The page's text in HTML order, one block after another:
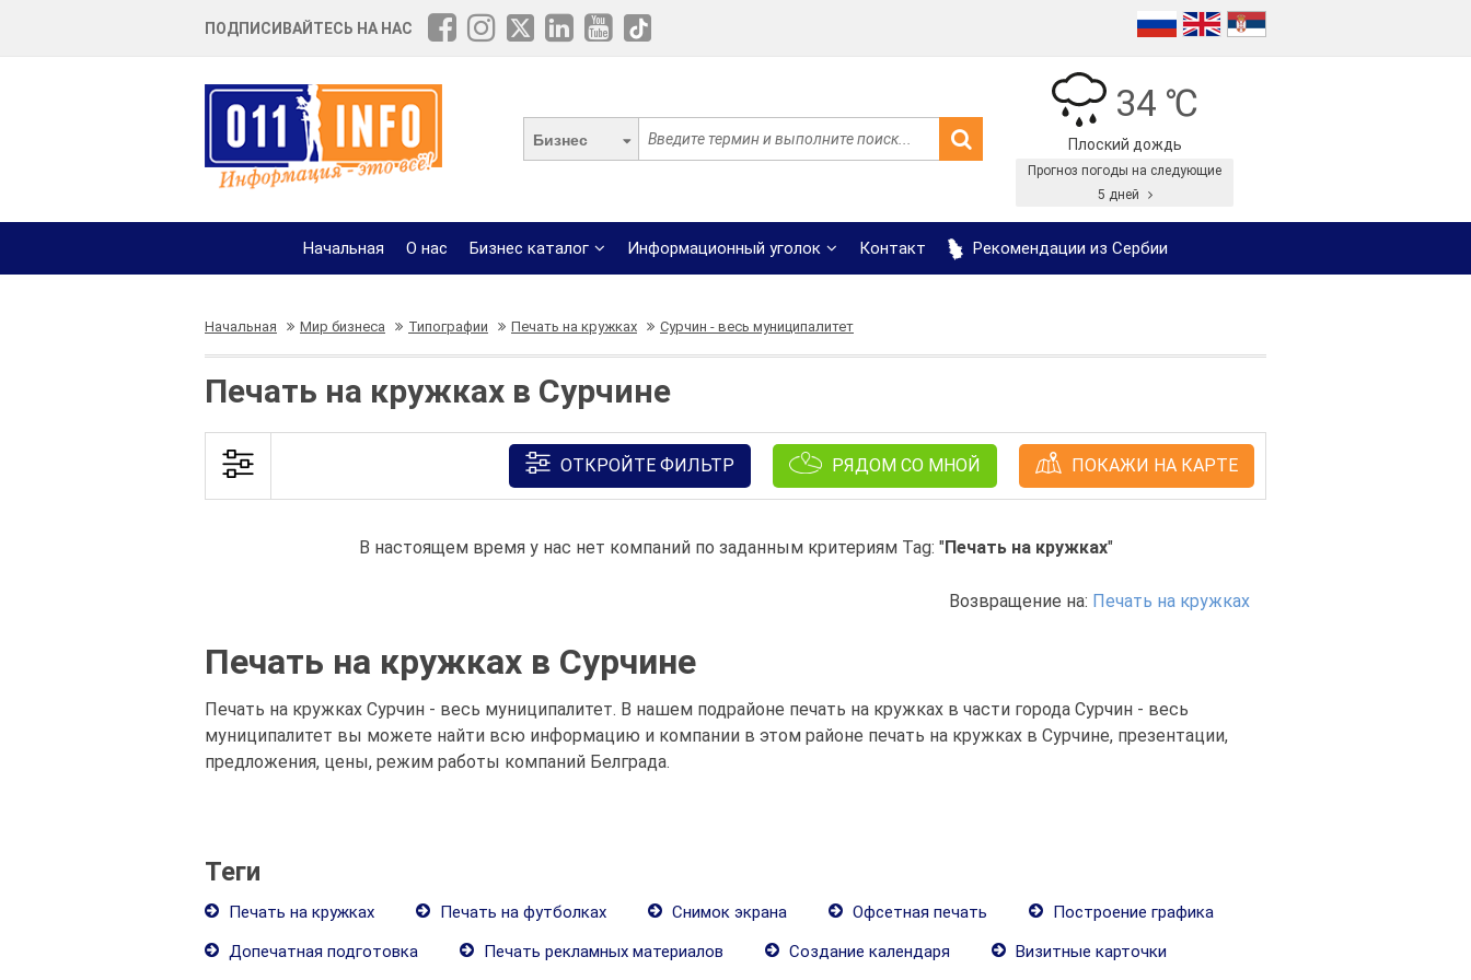
ПОДПИСИВАЙТЕСЬ НА НАС
Бизнес
34 ℃
Плоский дождь
Прогноз погоды на следующие
5 дней
Начальная О нас Бизнес каталог Информационный уголок Контакт Рекомендации из Сербии
Начальная Мир бизнеса Типографии Печать на кружках Сурчин - весь муниципалитет
Печать на кружках в Сурчине
ОТКРОЙТЕ ФИЛЬТР РЯДОМ СО МНОЙ ПОКАЖИ НА КАРТЕ
В настоящем время у нас нет компаний по заданным критериям Tag: "Печать на кружках"
Возвращение на: Печать на кружках
Печать на кружках в Сурчине
Печать на кружках Сурчин - весь муниципалитет. В нашем подрайоне печать на кружках в части города Сурчин - весь
муниципалитет вы можете найти всю информацию и компании в этом районе печать на кружках в Сурчине, презентации,
предложения, цены, режим работы компаний Белграда.
Теги
Печать на кружках Печать на футболках Снимок экрана Офсетная печать
Построение графика
Допечатная подготовка
Печать рекламных материалов Создание календаря Визитные карточки